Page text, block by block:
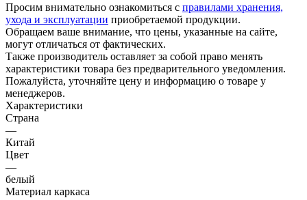
Просим внимательно ознакомиться с правилами хранения,
ухода и эксплуатации приобретаемой продукции.
Обращаем ваше внимание, что цены, указанные на сайте,
могут отличаться от фактических.
Также производитель оставляет за собой право менять
характеристики товара без предварительного уведомления.
Пожалуйста, уточняйте цену и информацию о товаре у
менеджеров.
Характеристики
Страна
—
Китай
Цвет
—
белый
Материал каркаса